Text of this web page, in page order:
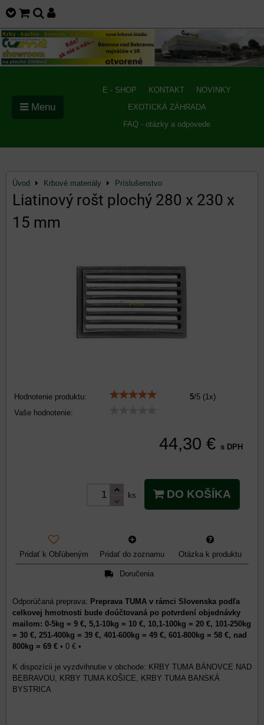
E - SHOP KONTAKT
NOVINKY
EXOTICKÁ ZÁHRADA
FAQ - otázky a odpovede
Menu
Úvod Krbové materiály Príslušenstvo
Liatinový rošt plochý 280 x 230 x
15 mm
Hodnotenie produktu: 5/5 (1x)
Vaše hodnotenie:
44,30 € s DPH
ks DO KOŠÍKA
Pridať k Obľúbeným Pridať do zoznamu Otázka k produktu
Doručenia
Preprava TUMA v rámci Slovenska podľa
celkovej hmotnosti bude doúčtovaná po potvrdení objednávky
mailom: 0-5kg = 9 €, 5,1-10kg = 10 €, 10,1-100kg = 20 €, 101-250kg
= 30 €, 251-400kg = 39 €, 401-600kg = 49 €, 601-800kg = 58 €, nad
800kg = 69 € • 0 € •
KRBY TUMA BÁNOVCE NAD
BEBRAVOU, KRBY TUMA KOŠICE, KRBY TUMA BANSKÁ
BYSTRICA